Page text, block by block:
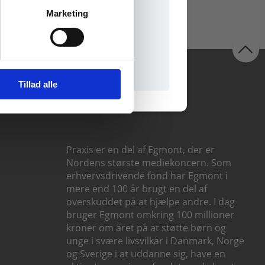
Marketing
Tillad alle
Praxis er en del af Egmont, der er
Nordens største mediekoncern. Som
erhvervsdrivende fond har Egmont i
mere end 100 år brugt en del af
overskuddet på at hjælpe andre. I dag
bruger Egmont omkring 100 millioner
kroner om året på at støtte børn og
unge i svære livsvilkår i Danmark, Norge
og Sverige i at uddanne sig, have en